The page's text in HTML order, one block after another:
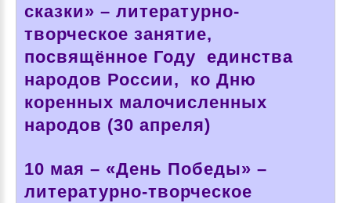
сказки» – литературно-
творческое занятие,
посвящённое Году единства
народов России, ко Дню
коренных малочисленных
народов (30 апреля)
10 мая – «День Победы» –
литературно-творческое